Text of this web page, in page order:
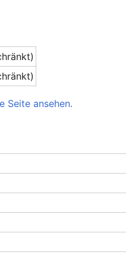
Seite ansehen.